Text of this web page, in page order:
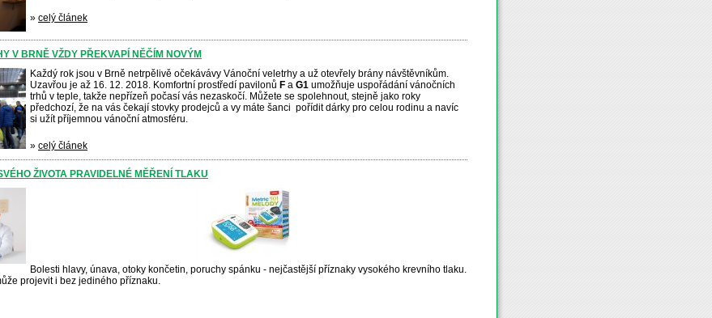
» celý článek
V BRNĚ VŽDY PŘEKVAPÍ NĚČÍM NOVÝM
Každý rok jsou v Brně netrpělivě očekávávy Vánoční veletrhy a už otevřely brány návštěvníkům.
Uzavřou je až 16. 12. 2018. Komfortní prostředí pavilonů F a G1 umožňuje uspořádání vánočních
trhů v teple, takže nepřízeň počasí vás nezaskočí. Můžete se spolehnout, stejně jako roky
předchozí, že na vás čekají stovky prodejců a vy máte šanci pořídit dárky pro celou rodinu a navíc
si užít příjemnou vánoční atmosféru.
» celý článek
ŽIVOTA PRAVIDELNÉ MĚŘENÍ TLAKU
Bolesti hlavy, únava, otoky končetin, poruchy spánku - nejčastější příznaky vysokého krevního tlaku.
projevit i bez jediného příznaku.